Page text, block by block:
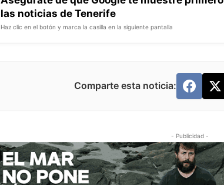
las noticias de Tenerife
Haz clic en el botón y marca la casilla en la siguiente pantalla
Comparte esta noticia:
- Publicidad -